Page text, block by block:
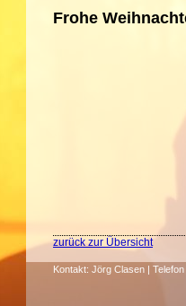
Frohe
zurück zur Übersicht
Kontakt: Jörg Clasen |